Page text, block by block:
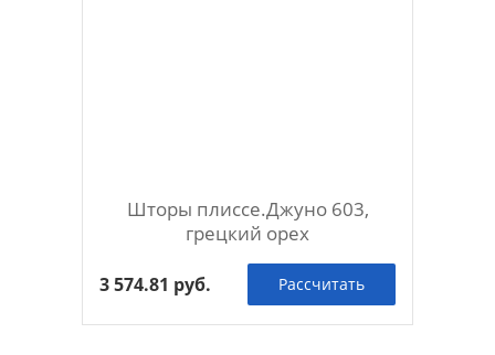
Шторы плиссе.Джуно 603,
грецкий орех
3 574.81 руб. Рассчитать